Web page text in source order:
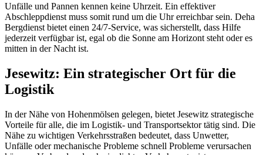
Unfälle und Pannen kennen keine Uhrzeit. Ein effektiver
Abschleppdienst muss somit rund um die Uhr erreichbar sein. Deha
Bergdienst bietet einen 24/7-Service, was sicherstellt, dass Hilfe
jederzeit verfügbar ist, egal ob die Sonne am Horizont steht oder es
mitten in der Nacht ist.
Jesewitz: Ein strategischer Ort für die
Logistik
In der Nähe von Hohenmölsen gelegen, bietet Jesewitz strategische
Vorteile für alle, die im Logistik- und Transportsektor tätig sind. Die
Nähe zu wichtigen Verkehrsstraßen bedeutet, dass Unwetter,
Unfälle oder mechanische Probleme schnell Probleme verursachen